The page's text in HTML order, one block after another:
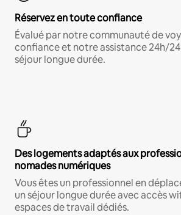
Réservez en toute confiance
Évalué par notre communauté de
confiance et notre assistance 24h/
séjour longue durée.
Des logements adaptés aux
nomades numériques
Vous êtes un professionnel en
un séjour longue durée avec accès
espaces de travail dédiés.